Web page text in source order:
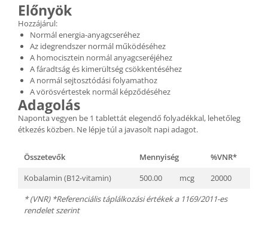
Előnyök
Hozzájárul:
Normál energia-anyagcseréhez
Az idegrendszer normál működéséhez
A homocisztein normál anyagcseréjéhez
A fáradtság és kimerültség csökkentéséhez
A normál sejtosztódási folyamathoz
A vörösvértestek normál képződéséhez
Adagolás
Naponta vegyen be 1 tablettát elegendő folyadékkal, lehetőleg
étkezés közben. Ne lépje túl a javasolt napi adagot.
Összetevők Mennyiség
%VNR*
Kobalamin (B12-vitamin)
500.00 mcg
20000
* (VNR) *Referenciális táplálkozási értékek a 1169/2011-es
rendelet szerint